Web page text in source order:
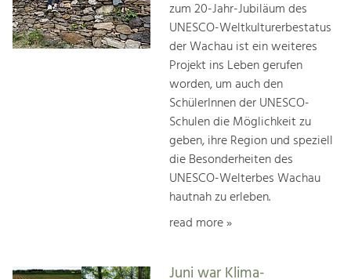
zum 20-Jahr-Jubiläum des
UNESCO-Weltkulturerbestatus
der Wachau ist ein weiteres
Projekt ins Leben gerufen
worden, um auch den
SchülerInnen der UNESCO-
Schulen die Möglichkeit zu
geben, ihre Region und speziell
die Besonderheiten des
UNESCO-Welterbes Wachau
hautnah zu erleben.
read more »
Juni war Klima-